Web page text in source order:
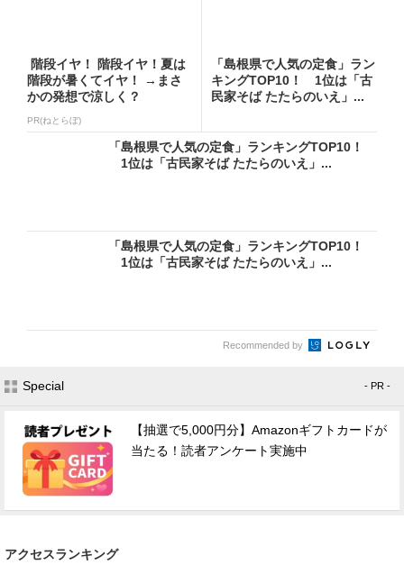
階段イヤ！ 階段イヤ！夏は
階段が暑くてイヤ！ →まさ
かの発想で涼しく？
PR(ねとらぼ)
「島根県で人気の定食」ラン
キングTOP10！ 1位は「古
民家そば たたらのいえ」...
「島根県で人気の定食」ランキングTOP10！
1位は「古民家そば たたらのいえ」...
「島根県で人気の定食」ランキングTOP10！
1位は「古民家そば たたらのいえ」...
Recommended by
Special - PR -
【抽選で5,000円分】Amazonギフトカードが
当たる！読者アンケート実施中
アクセスランキング